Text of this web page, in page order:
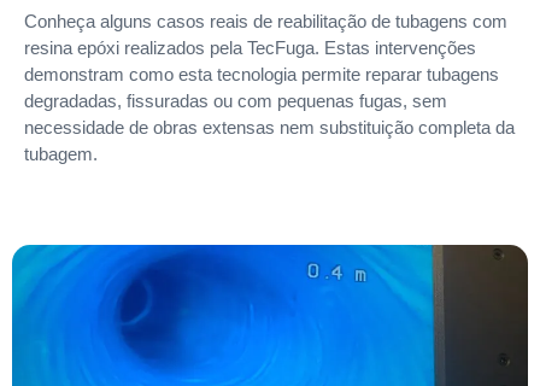
Conheça alguns casos reais de reabilitação de tubagens com
resina epóxi realizados pela TecFuga. Estas intervenções
demonstram como esta tecnologia permite reparar tubagens
degradadas, fissuradas ou com pequenas fugas, sem
necessidade de obras extensas nem substituição completa da
tubagem.